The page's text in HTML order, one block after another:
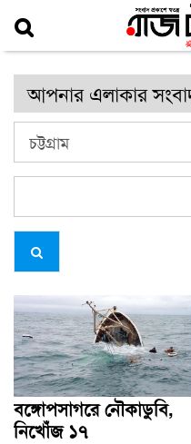
আপনার এলাকার
বঙ্গোপসাগরে নৌকাডুবি,
নিখোঁজ ১৭